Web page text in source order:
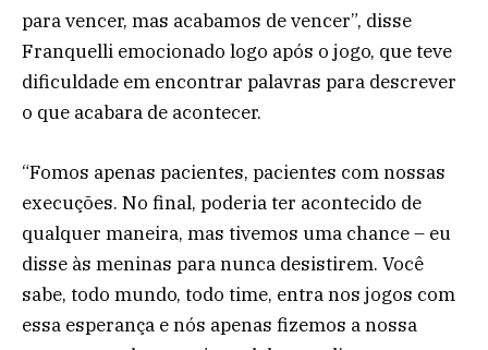
para vencer, mas acabamos de vencer”, disse
Franquelli emocionado logo após o jogo, que teve
dificuldade em encontrar palavras para descrever
o que acabara de acontecer.
“Fomos apenas pacientes, pacientes com nossas
execuções. No final, poderia ter acontecido de
qualquer maneira, mas tivemos uma chance – eu
disse às meninas para nunca desistirem. Você
sabe, todo mundo, todo time, entra nos jogos com
essa esperança e nós apenas fizemos a nossa